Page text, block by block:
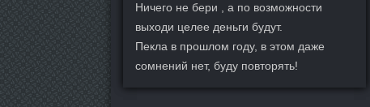
Ничего не бери , а по возможности
выходи целее деньги будут.
Пекла в прошлом году, в этом даже
сомнений нет, буду повторять!